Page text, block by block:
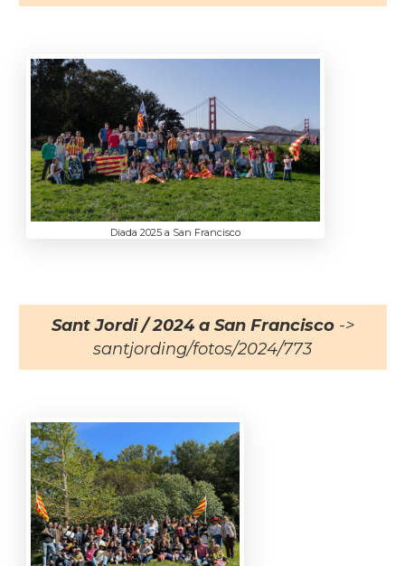
Diada 2025 a San Francisco
Sant Jordi / 2024 a San Francisco->
santjording/fotos/2024/773